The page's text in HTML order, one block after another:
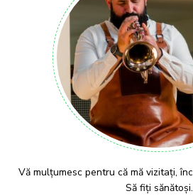
Vă mulțumesc pentru că mă vizitați,
Să fiți sănătoși.